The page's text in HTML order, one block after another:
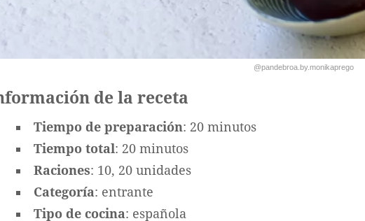
@pandebroa.by.monikaprego
de la receta
Tiempo de preparación: 20 minutos
Tiempo total: 20 minutos
Raciones: 10, 20 unidades
Categoría: entrante
Tipo de cocina: española